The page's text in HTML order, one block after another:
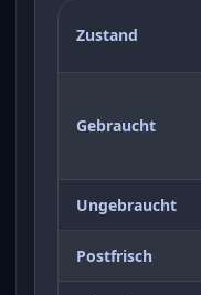
Zustand
Gebraucht
Ungebraucht
Postfrisch